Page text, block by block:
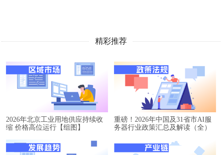
精彩推荐
2026年北京工业用地供应持续收
缩 价格高位运行【组图】
重磅！2026年中国及31省市AI服
务器行业政策汇总及解读（全）